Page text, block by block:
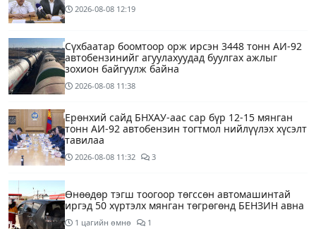
2026-08-08 12:19
Сүхбаатар боомтоор орж ирсэн 3448 тонн АИ-92
автобензинийг агуулахуудад буулгах ажлыг
зохион байгуулж байна
2026-08-08 11:38
Ерөнхий сайд БНХАУ-аас сар бүр 12-15 мянган
тонн АИ-92 автобензин тогтмол нийлүүлэх хүсэлт
тавилаа
2026-08-08 11:32 3
Өнөөдөр тэгш тоогоор төгссөн автомашинтай
иргэд 50 хүртэлх мянган төгрөгөнд БЕНЗИН авна
1 цагийн өмнө 1